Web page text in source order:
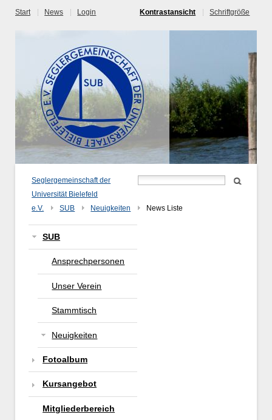
Start News Login Kontrastansicht Schriftgröße
Seglergemeinschaft der
Universität Bielefeld
e.V.
SUB Neuigkeiten News Liste
SUB
Ansprechpersonen
Unser Verein
Stammtisch
Neuigkeiten
Fotoalbum
Kursangebot
Mitgliederbereich